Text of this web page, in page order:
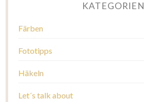
KATEGORIEN
Färben
Fototipps
Häkeln
Let´s talk about